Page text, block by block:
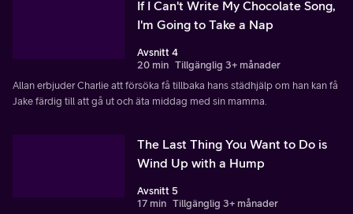
If I Can't Write My Chocolate Song,
I'm Going to Take a Nap
Avsnitt 4
20 min Tillgänglig 3+ månader
Allan erbjuder Charlie att försöka få tillbaka hans städhjälp om han kan få
Jake färdig till att gå ut och äta middag med sin mamma.
The Last Thing You Want to Do is
Wind Up with a Hump
Avsnitt 5
17 min Tillgänglig 3+ månader